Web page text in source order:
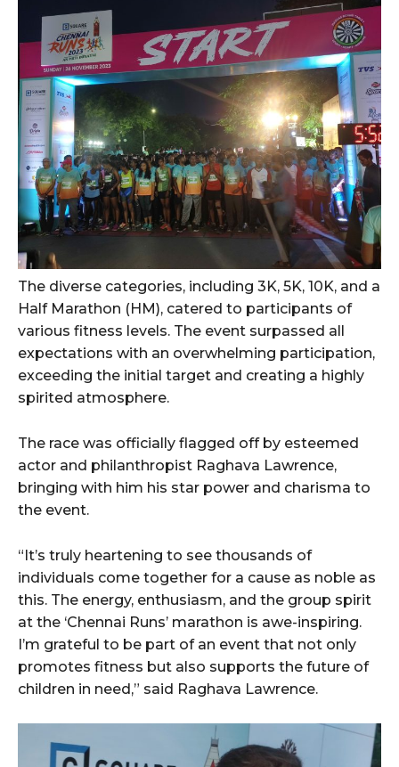
The diverse categories, including 3K, 5K, 10K, and a
Half Marathon (HM), catered to participants of
various fitness levels. The event surpassed all
expectations with an overwhelming participation,
exceeding the initial target and creating a highly
spirited atmosphere.
The race was officially flagged off by esteemed
actor and philanthropist Raghava Lawrence,
bringing with him his star power and charisma to
the event.
“It’s truly heartening to see thousands of
individuals come together for a cause as noble as
this. The energy, enthusiasm, and the group spirit
at the ‘Chennai Runs’ marathon is awe-inspiring.
I’m grateful to be part of an event that not only
promotes fitness but also supports the future of
children in need,” said Raghava Lawrence.